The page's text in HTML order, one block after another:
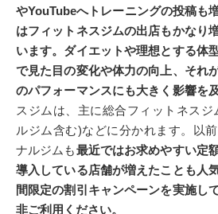
やYouTubeへトレーニングの投稿も
はフィットネスジムの出店もかなり
います。 ダイエットや理想とする体
で見た目の変化や体力の向上、それ
のパフォーマンスにも大きく影響を
スジムは、主に総合フィットネス
ルジム含む)などに分かれます。以
ナルジムも最近ではお求めやすい定
導入している店舗が増えたことも人
間限定の割引キャンペーンを実施し
非ご利用ください。